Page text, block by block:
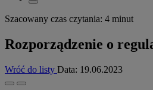
Szacowany czas czytania: 4 minut
Rozporządzenie o
Wróć do listy Data: 19.06.2023